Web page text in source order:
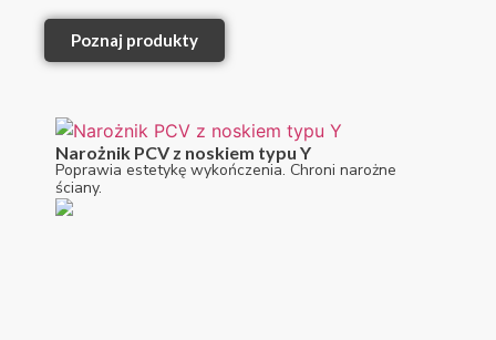
Poznaj produkty
Narożnik PCV z noskiem typu Y
Poprawia estetykę wykończenia. Chroni narożne
ściany.